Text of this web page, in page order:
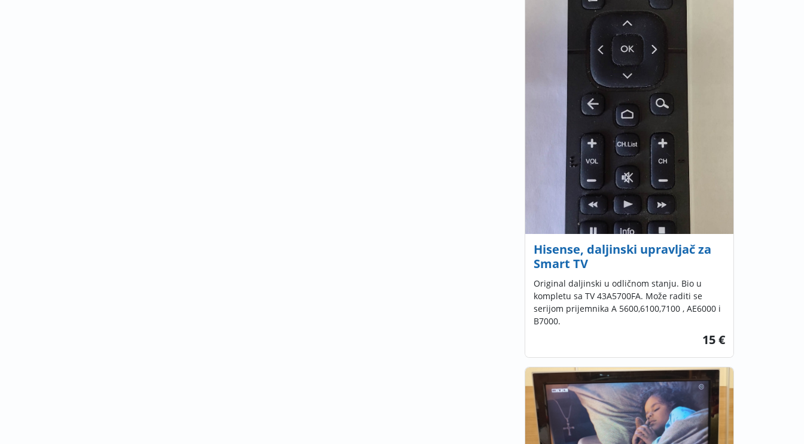
Hisense, daljinski upravljač za
Smart TV
Original daljinski u odličnom stanju. Bio u
kompletu sa TV 43A5700FA. Može raditi se
serijom prijemnika A 5600,6100,7100 , AE6000 i
B7000.
15 €